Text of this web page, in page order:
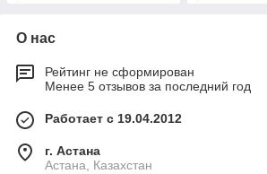
О нас
Рейтинг не сформирован
Менее 5 отзывов за последний год
Работает с 19.04.2012
г. Астана
Астана, Казахстан